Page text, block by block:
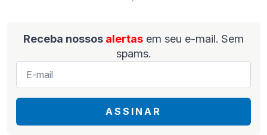
Receba nossos alertas em seu e-mail. Sem
spams.
E-
mail
ASSINAR